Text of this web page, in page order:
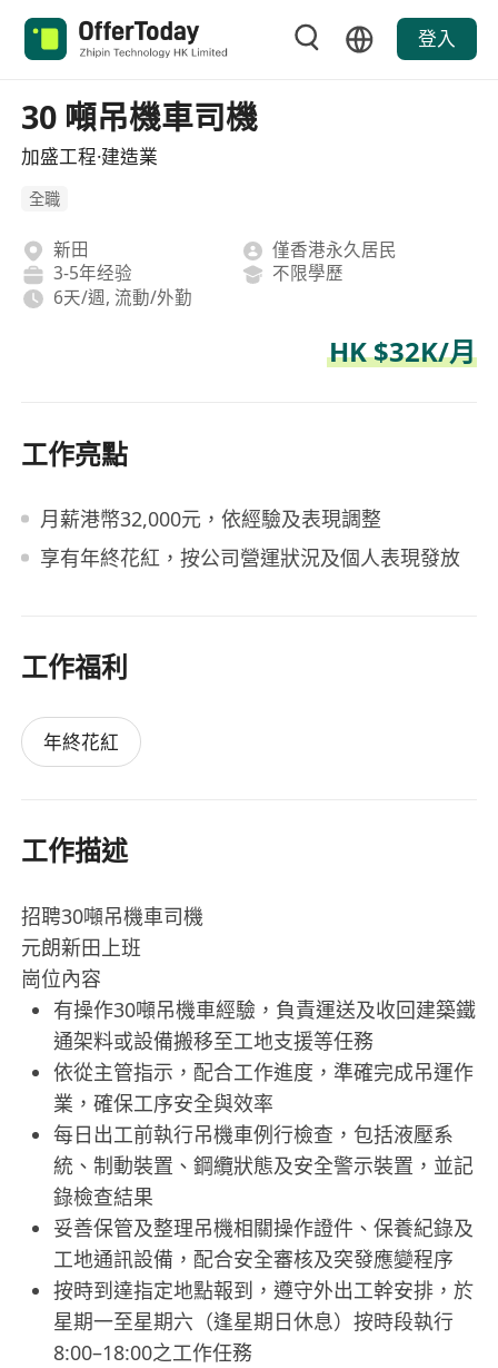
登入
30 噸吊機車司機
加盛工程·建造業
全職
新田
僅香港永久居民
3-5年经验
不限學歷
6天/週, 流動/外勤
HK $32K/月
工作亮點
月薪港幣32,000元，依經驗及表現調整
享有年終花紅，按公司營運狀況及個人表現發放
工作福利
年終花紅
工作描述
招聘30噸吊機車司機
元朗新田上班
崗位內容
有操作30噸吊機車經驗，負責運送及收回建築鐵
通架料或設備搬移至工地支援等任務
依從主管指示，配合工作進度，準確完成吊運作
業，確保工序安全與效率
每日出工前執行吊機車例行檢查，包括液壓系
統、制動裝置、鋼纜狀態及安全警示裝置，並記
錄檢查結果
妥善保管及整理吊機相關操作證件、保養紀錄及
工地通訊設備，配合安全審核及突發應變程序
按時到達指定地點報到，遵守外出工幹安排，於
星期一至星期六（逢星期日休息）按時段執行
8:00–18:00之工作任務